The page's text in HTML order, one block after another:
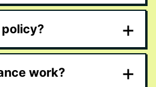
+
work? +